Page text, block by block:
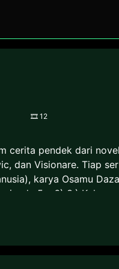
🎞 12
cerita pendek dari
dan Visionare. Tiap
karya Osamu
5 – 6) 3.)